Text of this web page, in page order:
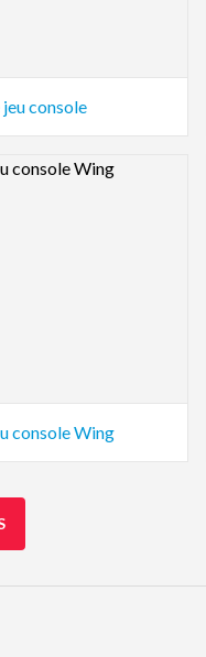
console
console Wing